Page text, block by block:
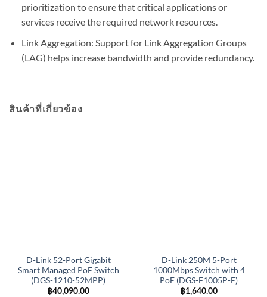
prioritization to ensure that critical applications or
services receive the required network resources.
Link Aggregation: Support for Link Aggregation Groups
(LAG) helps increase bandwidth and provide redundancy.
สินค้าที่เกี่ยวข้อง
D-Link 52-Port Gigabit
Smart Managed PoE Switch
(DGS-1210-52MPP)
฿40,090.00
D-Link 250M 5-Port
1000Mbps Switch with 4
PoE (DGS-F1005P-E)
฿1,640.00